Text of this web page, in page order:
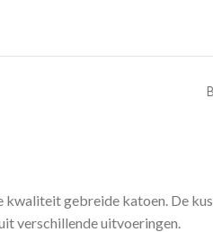
gebreide katoen. De
verschillende uitvoeringen.